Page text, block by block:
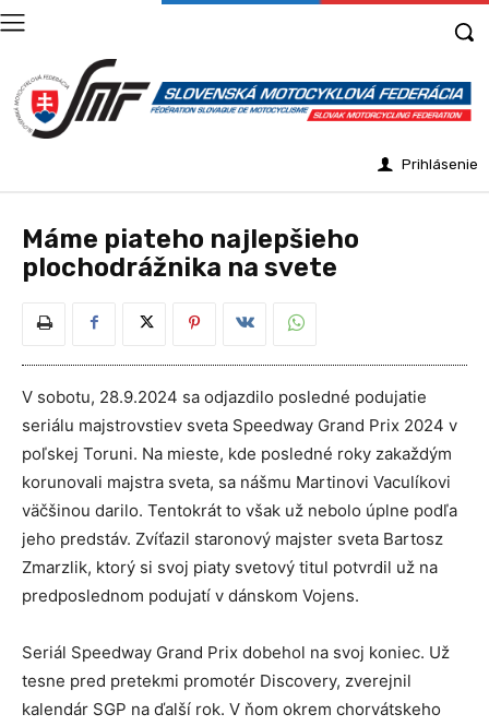
Prihlásenie
Máme piateho najlepšieho
plochodrážnika na svete
V sobotu, 28.9.2024 sa odjazdilo posledné podujatie
seriálu majstrovstiev sveta Speedway Grand Prix 2024 v
poľskej Toruni. Na mieste, kde posledné roky zakaždým
korunovali majstra sveta, sa nášmu Martinovi Vaculíkovi
väčšinou darilo. Tentokrát to však už nebolo úplne podľa
jeho predstáv. Zvíťazil staronový majster sveta Bartosz
Zmarzlik, ktorý si svoj piaty svetový titul potvrdil už na
predposlednom podujatí v dánskom Vojens.
Seriál Speedway Grand Prix dobehol na svoj koniec. Už
tesne pred pretekmi promotér Discovery, zverejnil
kalendár SGP na ďalší rok. V ňom okrem chorvátskeho